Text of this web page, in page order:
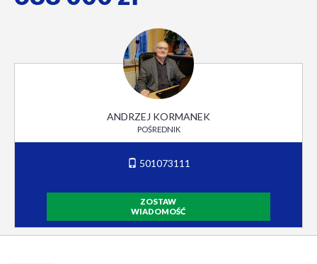
ANDRZEJ KORMANEK
POŚREDNIK
501073111
ZOSTAW
WIADOMOŚĆ